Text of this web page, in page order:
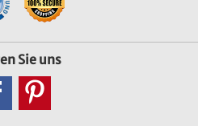
Sie uns